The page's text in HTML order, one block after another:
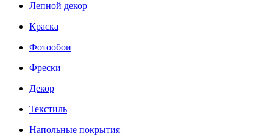
Лепной декор
Краска
Фотообои
Фрески
Декор
Текстиль
Напольные покрытия